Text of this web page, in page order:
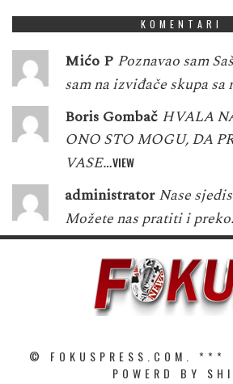
KOMENTARI
Mićo P Poznavao sam
sam na izviđače skupa
Boris Gombač HVALA
ONO STO MOGU, DA
VASE…VIEW
administrator Nase
Možete nas pratiti i
© FOKUSPRESS.COM. ***
POWERD BY